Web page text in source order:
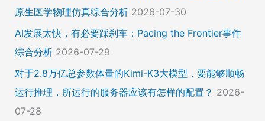
原生医学物理仿真综合分析 2026-07-30
AI发展太快，有必要踩刹车：Pacing the Frontier事件
综合分析 2026-07-29
对于2.8万亿总参数体量的Kimi-K3大模型，要能够顺畅
运行推理，所运行的服务器应该有怎样的配置？ 2026-
07-28